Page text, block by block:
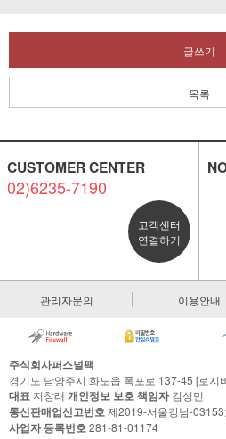
글쓰기
목록
CUSTOMER CENTER
02)6235-7190
고객센터
연결하기
관리자문의 이용안내
주식회사퍼스널팩
경기도 남양주시 화도읍 폭포로 137-45 [로지
대표 지창래 개인정보 보호 책임자김성민
통신판매업신고번호제2019-서울강남-03153
사업자 등록번호281-81-01174